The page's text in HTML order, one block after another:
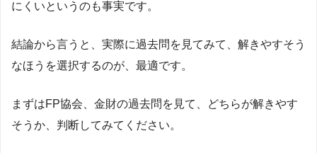
にくいというのも事実です。
結論から言うと、実際に過去問を見てみて、解きやすそう
なほうを選択するのが、最適です。
まずはFP協会、金財の過去問を見て、どちらが解きやす
そうか、判断してみてください。